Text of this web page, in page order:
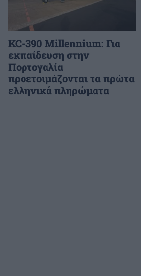
KC-390 Millennium: Για
εκπαίδευση στην
Πορτογαλία
προετοιμάζονται τα πρώτα
ελληνικά πληρώματα